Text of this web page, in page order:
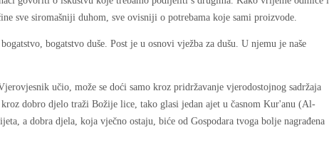
sve siromašniji duhom, sve ovisniji o potrebama koje sami proizvode.
bogatstvo duše. Post je u osnovi vježba za dušu. U njemu je naše
učio, može se doći samo kroz pridržavanje vjerodostojnog sadržaja
kroz dobro djelo traži Božije lice, tako glasi jedan ajet u časnom Kur'anu (Al-
a dobra djela, koja vječno ostaju, biće od Gospodara tvoga bolje nagrađena